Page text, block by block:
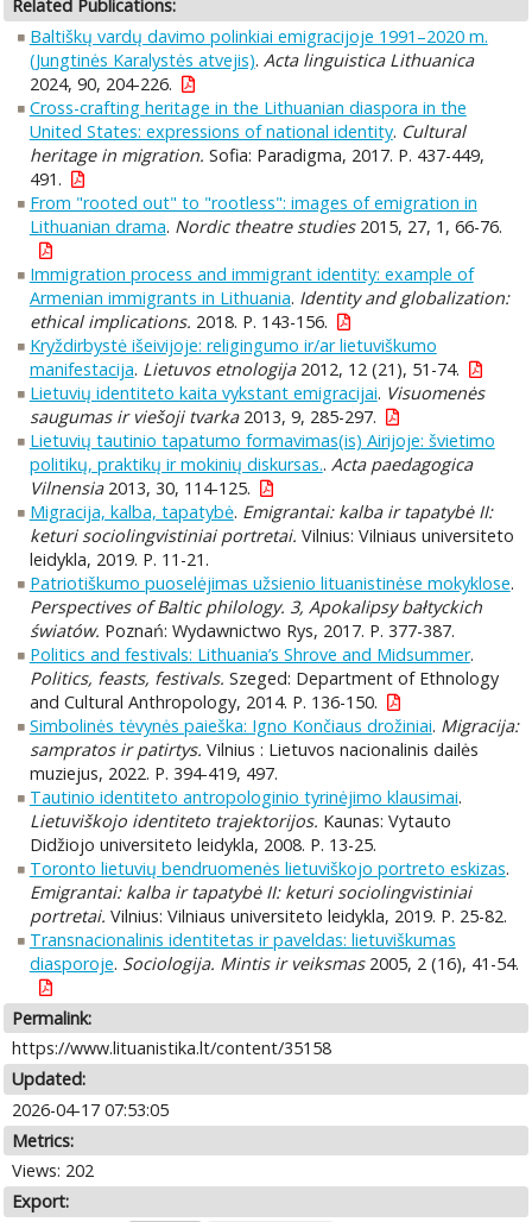
Related Publications:
Baltiškų vardų davimo polinkiai emigracijoje 1991–2020 m.
(Jungtinės Karalystės atvejis). Acta linguistica Lithuanica
2024, 90, 204-226.
Cross-crafting heritage in the Lithuanian diaspora in the
United States: expressions of national identity. Cultural
heritage in migration. Sofia: Paradigma, 2017. P. 437-449,
491.
From "rooted out" to "rootless": images of emigration in
Lithuanian drama. Nordic theatre studies2015, 27, 1, 66-76.
Immigration process and immigrant identity: example of
Armenian immigrants in Lithuania. Identity and globalization:
ethical implications. 2018. P. 143-156.
Kryždirbystė išeivijoje: religingumo ir/ar lietuviškumo
manifestacija. Lietuvos etnologija2012, 12 (21), 51-74.
Lietuvių identiteto kaita vykstant emigracijai. Visuomenės
saugumas ir viešoji tvarka2013, 9, 285-297.
Lietuvių tautinio tapatumo formavimas(is) Airijoje: švietimo
politikų, praktikų ir mokinių diskursas.. Acta paedagogica
Vilnensia2013, 30, 114-125.
Migracija, kalba, tapatybė. Emigrantai: kalba ir tapatybė II:
keturi sociolingvistiniai portretai. Vilnius: Vilniaus universiteto
leidykla, 2019. P. 11-21.
Patriotiškumo puoselėjimas užsienio lituanistinėse mokyklose.
Perspectives of Baltic philology. 3, Apokalipsy bałtyckich
światów. Poznań: Wydawnictwo Rys, 2017. P. 377-387.
Politics and festivals: Lithuania’s Shrove and Midsummer.
Politics, feasts, festivals. Szeged: Department of Ethnology
and Cultural Anthropology, 2014. P. 136-150.
Simbolinės tėvynės paieška: Igno Končiaus drožiniai. Migracija:
sampratos ir patirtys. Vilnius : Lietuvos nacionalinis dailės
muziejus, 2022. P. 394-419, 497.
Tautinio identiteto antropologinio tyrinėjimo klausimai.
Lietuviškojo identiteto trajektorijos. Kaunas: Vytauto
Didžiojo universiteto leidykla, 2008. P. 13-25.
Toronto lietuvių bendruomenės lietuviškojo portreto eskizas.
Emigrantai: kalba ir tapatybė II: keturi sociolingvistiniai
portretai. Vilnius: Vilniaus universiteto leidykla, 2019. P. 25-82.
Transnacionalinis identitetas ir paveldas: lietuviškumas
diasporoje. Sociologija. Mintis ir veiksmas2005, 2 (16), 41-54.
Permalink:
https://www.lituanistika.lt/content/35158
Updated:
2026-04-17 07:53:05
Metrics:
Views: 202
Export: